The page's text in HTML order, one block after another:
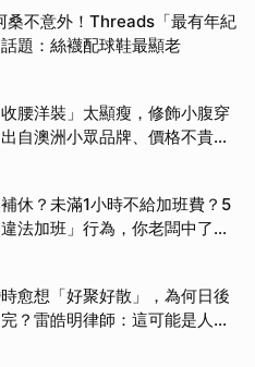
桑不意外！Threads「最有年紀
題：絲襪配球鞋最顯老
腰洋裝」太顯瘦，修飾小腹穿
自澳洲小眾品牌、價格不貴還
休？未滿1小時不給加班費？5
法加班」行為，你老闆中了幾
愈想「好聚好散」，為何日後
？雷皓明律師：這可能是人生
議書